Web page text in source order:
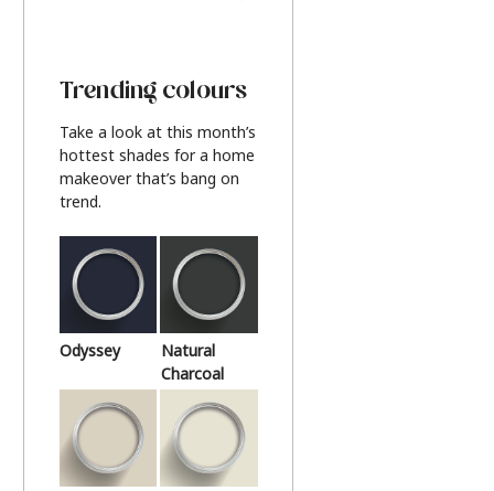
Trending colours
Take a look at this month’s
hottest shades for a home
makeover that’s bang on
trend.
Odyssey
Natural
Charcoal